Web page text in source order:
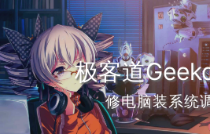
极客道
修电脑装系统